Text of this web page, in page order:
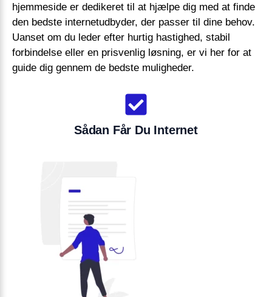
hjemmeside er dedikeret til at hjælpe dig med at finde
den bedste internetudbyder, der passer til dine behov.
Uanset om du leder efter hurtig hastighed, stabil
forbindelse eller en prisvenlig løsning, er vi her for at
guide dig gennem de bedste muligheder.
Sådan Får Du Internet